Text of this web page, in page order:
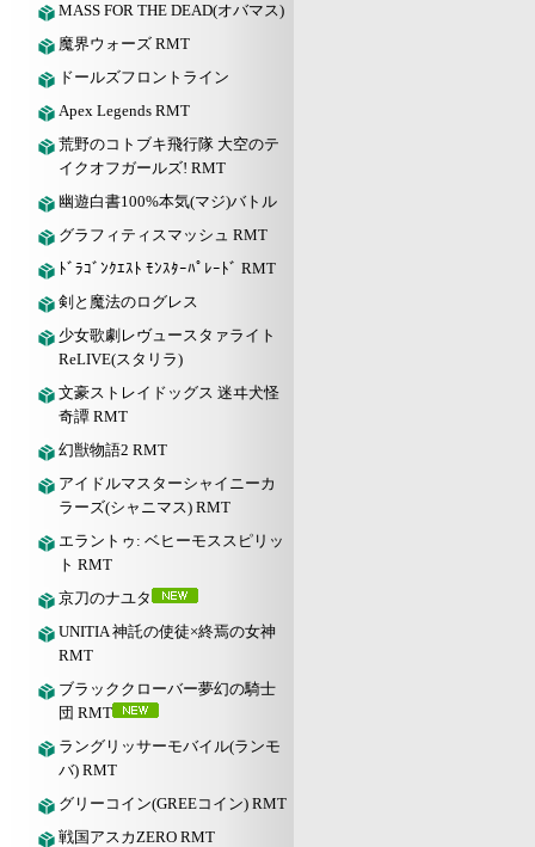
MASS FOR THE DEAD(オバマス)
魔界ウォーズ RMT
ドールズフロントライン
Apex Legends RMT
荒野のコトブキ飛行隊 大空のテ
イクオフガールズ! RMT
幽遊白書100%本気(マジ)バトル
グラフィティスマッシュ RMT
ﾄﾞﾗｺﾞﾝｸｴｽﾄ ﾓﾝｽﾀｰﾊﾟﾚｰﾄﾞ RMT
剣と魔法のログレス
少女歌劇レヴュースタァライト
ReLIVE(スタリラ)
文豪ストレイドッグス 迷ヰ犬怪
奇譚 RMT
幻獣物語2 RMT
アイドルマスターシャイニーカ
ラーズ(シャニマス) RMT
エラントゥ: ベヒーモススピリッ
ト RMT
京刀のナユタ
UNITIA 神託の使徒×終焉の女神
RMT
ブラッククローバー夢幻の騎士
団 RMT
ラングリッサーモバイル(ランモ
バ) RMT
グリーコイン(GREEコイン) RMT
戦国アスカZERO RMT